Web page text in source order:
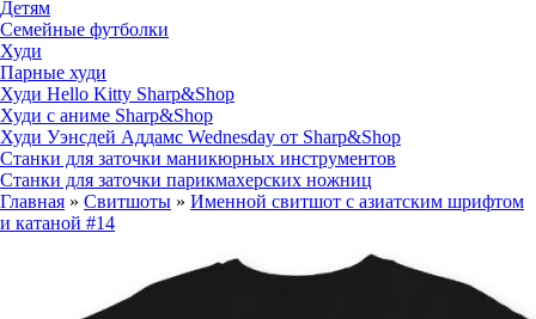
Детям
Семейные футболки
Худи
Парные худи
Худи Hello Kitty Sharp&Shop
Худи с аниме Sharp&Shop
Худи Уэнсдей Аддамс Wednesday от Sharp&Shop
Станки для заточки маникюрных инструментов
Станки для заточки парикмахерских ножниц
Главная » Свитшоты » Именной свитшот с азиатским шрифтом
и катаной #14